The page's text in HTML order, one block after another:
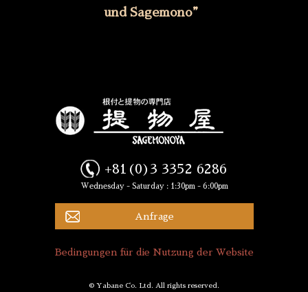
und Sagemono”
+81(0)3 3352 6286
Wednesday - Saturday : 1:30pm - 6:00pm
Anfrage
Bedingungen für die Nutzung der Website
© Yabane Co. Ltd. All rights reserved.